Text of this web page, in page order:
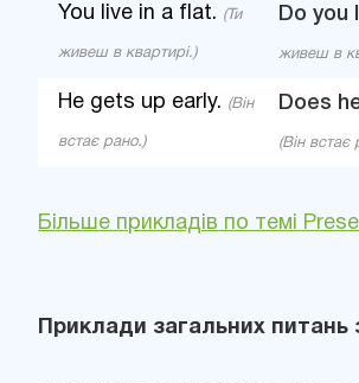
You live in a flat. (Ти
живеш в квартирі.)
Do you
живеш в
He gets up early. (Він
встає рано.)
Does
(Він встає
Більше прикладів по темі
Приклади загальних питань